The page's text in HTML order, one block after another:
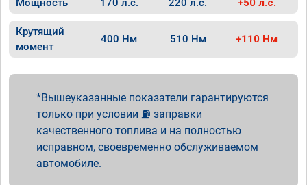
Мощность 170 л.с. 220 л.с. +50 л.с.
Крутящий
момент
400 Нм 510 Нм +110 Нм
Вышеуказанные показатели гарантируются
только при условии ⛽ заправки
качественного топлива и на полностью
исправном, своевременно обслуживаемом
автомобиле.